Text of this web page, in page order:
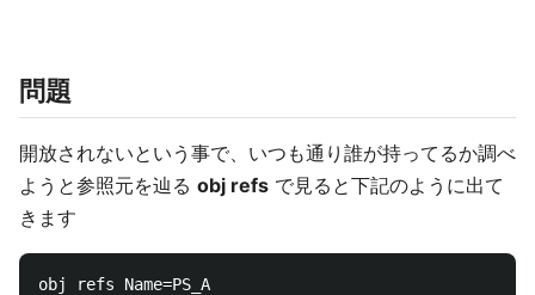
問題
開放されないという事で、いつも通り誰が持ってるか調べ
ようと参照元を辿る obj refs で見ると下記のように出て
きます
obj refs Name=PS_A